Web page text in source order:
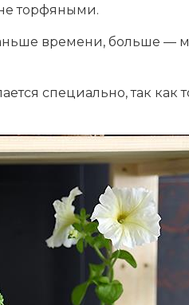
торфяными.
времени, больше —
специально, так